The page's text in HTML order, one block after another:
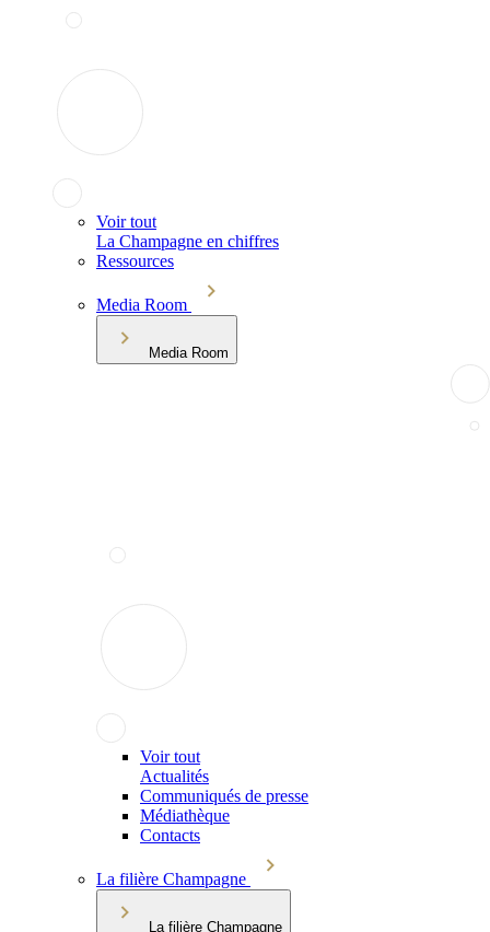
Voir tout
La Champagne en chiffres
Ressources
Media Room
Media Room
Voir tout
Actualités
Communiqués de presse
Médiathèque
Contacts
La filière Champagne
La filière Champagne